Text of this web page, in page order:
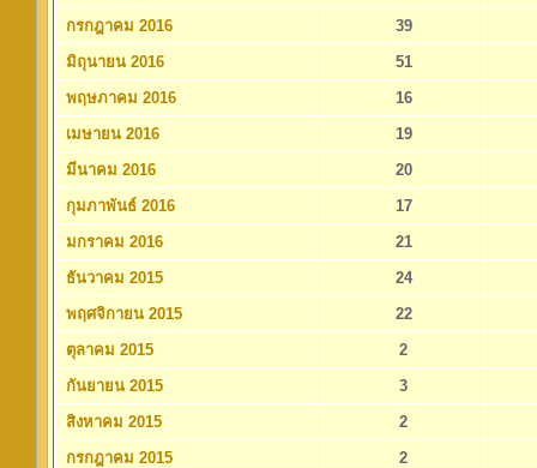
กรกฎาคม 2016
39
มิถุนายน 2016
51
พฤษภาคม 2016
16
เมษายน 2016
19
มีนาคม 2016
20
กุมภาพันธ์ 2016
17
มกราคม 2016
21
ธันวาคม 2015
24
พฤศจิกายน 2015
22
ตุลาคม 2015
2
กันยายน 2015
3
สิงหาคม 2015
2
กรกฎาคม 2015
2